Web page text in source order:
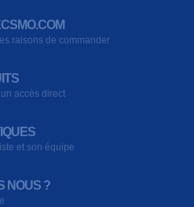
raisons de commander
accès direct
et son équipe
NOUS ?